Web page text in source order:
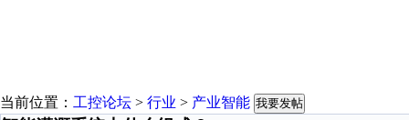
当前位置： 工控论坛 > 行业 > 产业智能 我要发帖